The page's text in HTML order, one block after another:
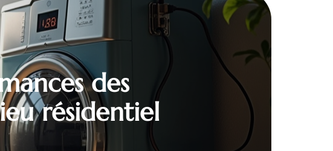
des
résidentiel